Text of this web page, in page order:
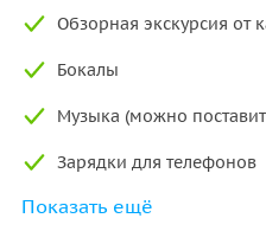
вмещает до 8 человек —
вечером, большие зонты
музыка создаст нужное
Обзорная экскурсия от
Бокалы
Музыка (можно
Зарядки для телефонов
Пледы
Показать ещё